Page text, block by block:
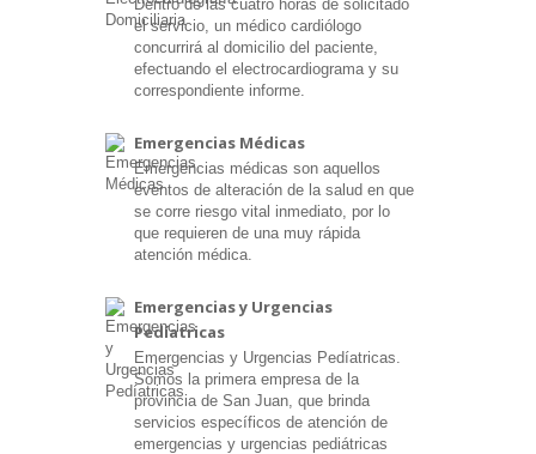
Dentro de las cuatro horas de solicitado
el servicio, un médico cardiólogo
concurrirá al domicilio del paciente,
efectuando el electrocardiograma y su
correspondiente informe.
Emergencias Médicas
Emergencias médicas son aquellos
eventos de alteración de la salud en que
se corre riesgo vital inmediato, por lo
que requieren de una muy rápida
atención médica.
Emergencias y Urgencias
Pedíatricas
Emergencias y Urgencias Pedíatricas.
Somos la primera empresa de la
provincia de San Juan, que brinda
servicios específicos de atención de
emergencias y urgencias pediátricas